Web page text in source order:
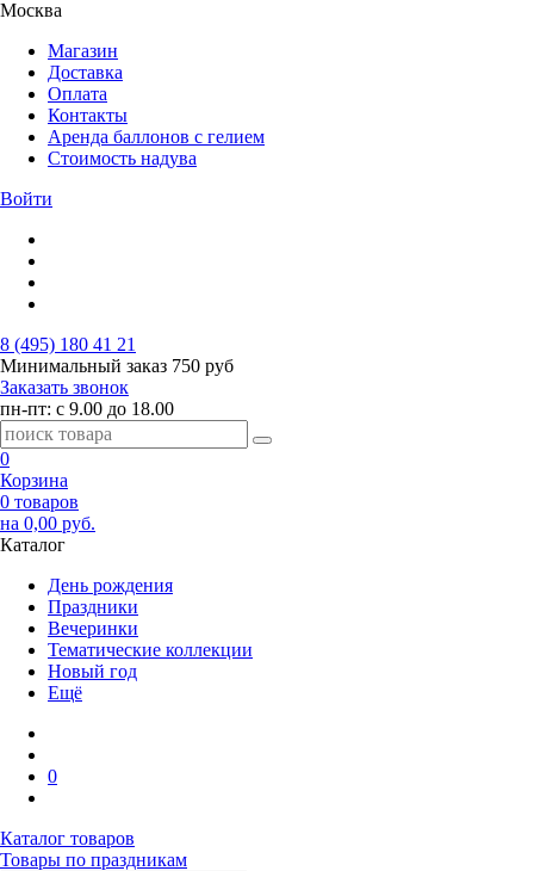
Москва
Магазин
Доставка
Оплата
Контакты
Аренда баллонов с гелием
Стоимость надува
Войти
8 (495) 180 41 21
Минимальный заказ 750 руб
Заказать звонок
пн-пт: с 9.00 до 18.00
0
Корзина
0 товаров
на 0,00 руб.
Каталог
День рождения
Праздники
Вечеринки
Тематические коллекции
Новый год
Ещё
0
Каталог товаров
Товары по праздникам